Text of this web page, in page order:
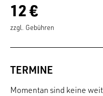
12 €
zzgl. Gebühren
TERMINE
Momentan sind keine